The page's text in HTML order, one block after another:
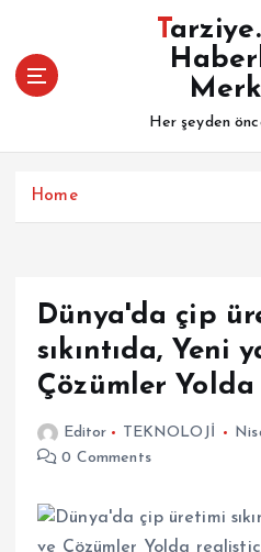
Tarziye.com -
Her şeyden
Home
Dünya'da çip
sıkıntıda, Yeni
Çözümler Yolda
Editor TEKNOLOJİ
0 Comments